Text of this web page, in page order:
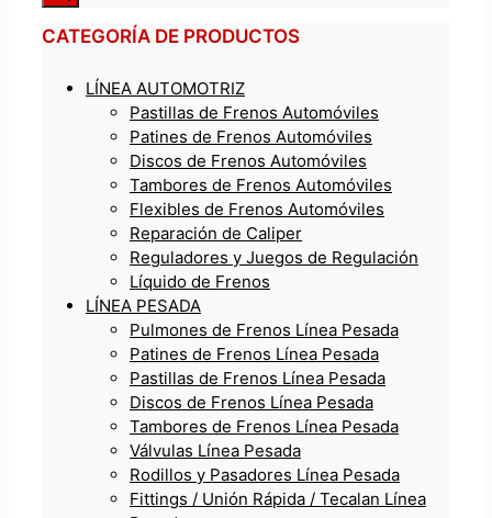
CATEGORÍA DE PRODUCTOS
LÍNEA AUTOMOTRIZ
Pastillas de Frenos Automóviles
Patines de Frenos Automóviles
Discos de Frenos Automóviles
Tambores de Frenos Automóviles
Flexibles de Frenos Automóviles
Reparación de Caliper
Reguladores y Juegos de Regulación
Líquido de Frenos
LÍNEA PESADA
Pulmones de Frenos Línea Pesada
Patines de Frenos Línea Pesada
Pastillas de Frenos Línea Pesada
Discos de Frenos Línea Pesada
Tambores de Frenos Línea Pesada
Válvulas Línea Pesada
Rodillos y Pasadores Línea Pesada
Fittings / Unión Rápida / Tecalan Línea